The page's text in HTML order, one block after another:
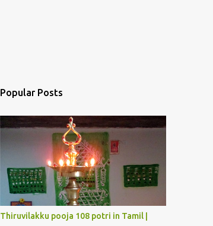
Popular Posts
Thiruvilakku pooja 108 potri in Tamil |